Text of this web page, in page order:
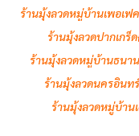
ร้านมุ้งลวดหมู่บ้านเพอเฟ
ร้านมุ้งลวดปากเกร็
ร้านมุ้งลวดหมู่บ้านธนา
ร้านมุ้งลวดนครอินท
ร้านมุ้งลวดหมู่บ้าน